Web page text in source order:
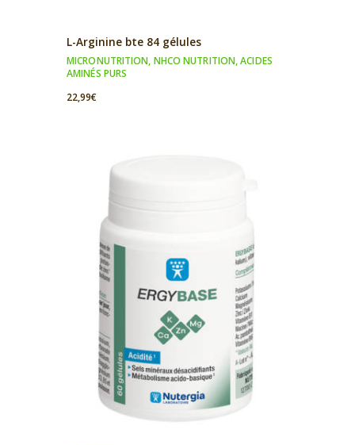
L-Arginine bte 84 gélules
MICRONUTRITION, NHCO NUTRITION,ACIDES
AMINÉS PURS
22,99€